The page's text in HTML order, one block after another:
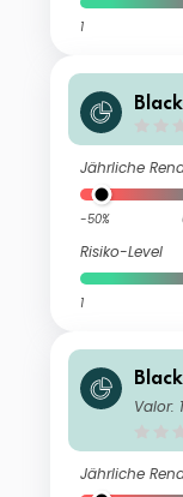
1
Jährliche
-50%
Risiko-Level
1
High
Valor:
Jährliche